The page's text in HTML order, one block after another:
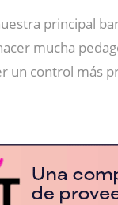
principal
mucha
un control más